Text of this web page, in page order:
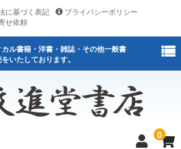
に基づく表記
プライバシーポリシー
せ依頼
ル書籍・洋書・雑誌・その他一般書
いたしております。
0